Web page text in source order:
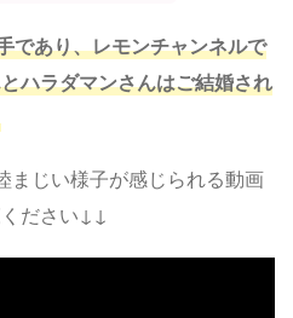
であり、レモンチャンネルで
ハラダマンさんはご結婚され
まじい様子が感じられる動画
ださい↓↓